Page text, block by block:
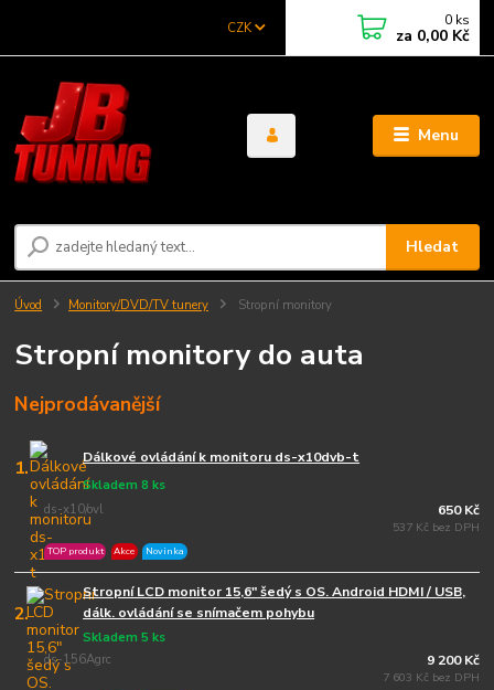
Menu
CZK
Hledat
0 ks
za 0,00 Kč
Úvod Monitory/DVD/TV tunery Stropní monitory
Stropní monitory do auta
Nejprodávanější
1. Dálkové ovládání k monitoru ds-x10dvb-t
ds-x10/ovl
Skladem 8 ks
TOP produkt Akce Novinka
650 Kč
537 Kč bez DPH
2.
Stropní LCD monitor 15,6" šedý s OS. Android HDMI / USB,
dálk. ovládání se snímačem pohybu
ds-156Agrc
Skladem 5 ks
9 200 Kč
7 603 Kč bez DPH